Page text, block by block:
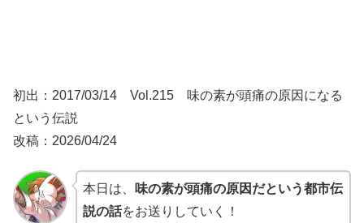
初出：2017/03/14 Vol.215 味の素が頭痛の原因になる
という伝説
改稿：2026/04/24
本日は、 味の素が頭痛の原因だという都市伝
説の話をお送りしていく！